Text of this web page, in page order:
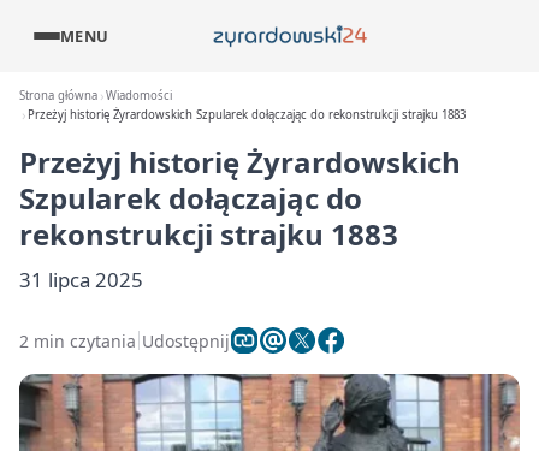
MENU
Strona główna Wiadomości
Przeżyj historię Żyrardowskich Szpularek dołączając do rekonstrukcji strajku 1883
Przeżyj historię Żyrardowskich
Szpularek dołączając do
rekonstrukcji strajku 1883
31 lipca 2025
2 min czytania Udostępnij